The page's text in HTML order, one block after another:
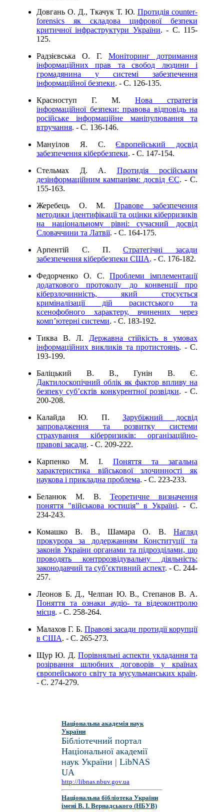
Довгань О. Д., Ткачук Т. Ю. Протидія counter-
forensics як складова цифрової безпеки
критичної інфраструктури України. - C. 115-
125.
Радзієвська О. Г. Моніторинг дотримання
інформаційних прав та свобод людини і
громадянина у системі забезпечення
інформаційної безпеки. - C. 126-135.
Красноступ Г. М. Нова стратегія
інформаційної безпеки: правова відповідь на
російське інформаційне маніпулювання та
втручання. - C. 136-146.
Мануілов Я. С.Європейський досвід
забезпечення кібербезпеки. - C. 147-154.
Стельмах Д. А. Протидія російським
дезінформаційним кампаніям: досвід ЄС. - C.
155-163.
Жеребець О. М. Правове забезпечення
методики ідентифікації та оцінки кіберризиків
на національному рівні: сучасний досвід
Словаччини та Латвії. - C. 164-175.
Арпентій С. П.Стратегічні засади
забезпечення кібербезпеки США. - C. 176-182.
Федорченко О. С.Проблеми імплементації
додаткового протоколу до конвенції про
кіберзлочинність, який стосується
криміналізації дій расистського та
ксенофобного характеру, вчинених через
комп’ютерні системи. - C. 183-192.
Тиква В. Л. Державна стійкість в умовах
інформаційних викликів та протистоянь. - C.
193-199.
Баліцький В. В., Гунін В. Є.
Дактилоскопічний облік як фактор впливу на
безпеку суб’єктів конкурентної розвідки. - C.
200-208.
Калайда Ю. П. Зарубіжний досвід
запровадження та розвитку системи
страхування кіберризиків: організаційно-
правові засади. - C. 209-222.
Карпенко М. І. Поняття та загальна
характеристика військової злочинності як
наукова і прикладна проблема. - C. 223-233.
Беланюк М. В. Теоретичне визначення
поняття "військова юстиція” в Україні. - C.
234-243.
Комашко В. В., Шамара О. В. Нагляд
прокурора за додержанням Конституції та
законів України органами та підрозділами, що
проводять контррозвідувальну діяльність:
законодавчий та суб’єктивний аспект. - C. 244-
257.
Леонов Б. Д., Челпан Ю. В., Степанов В. А.
Поняття та ознаки аудіо- та відеоконтролю
місця. - C. 258-264.
Малахов Г. Б. Правові засади протидії корупції
в США. - C. 265-273.
Щур Ю. Д. Порівняльні аспекти укладання та
розірвання шлюбних договорів у країнах
європейського світу та мусульманських країн.
- C. 274-279.
Національна академія наук
України
Бібліотечний портал
Національної академії
наук України | LibNAS
UA
http://libnas.nbuv.gov.ua
Національна бібліотека України
імені В. І. Вернадського (НБУВ)